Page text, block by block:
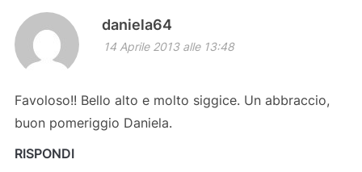
daniela64
14 Aprile 2013 alle 13:48
Favoloso!! Bello alto e molto siggice. Un abbraccio,
buon pomeriggio Daniela.
RISPONDI